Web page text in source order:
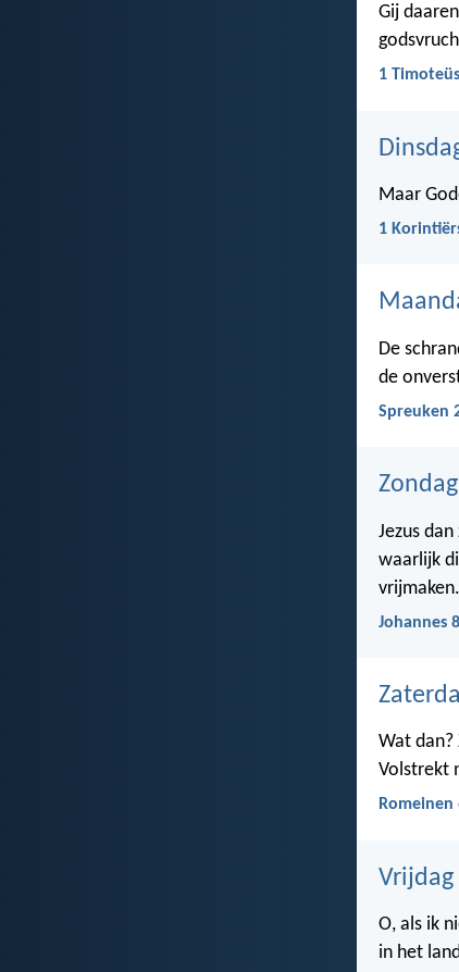
Gij
1
Maar
1
De
de
Spreuken
Jezus
waarlijk
vrijmaken.
Johannes
Wat
Volstrekt
Romeinen
Vrijdag
O, als ik
in het